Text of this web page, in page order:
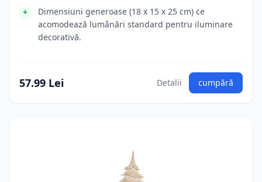
Dimensiuni generoase (18 x 15 x 25 cm) ce
acomodează lumânări standard pentru iluminare
decorativă.
57.99 Lei Detalii cumpără